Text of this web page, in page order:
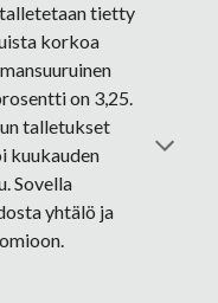
talletetaan tietty
korkoa
on 3,25.
talletukset
kuukauden
Sovella
yhtälö ja